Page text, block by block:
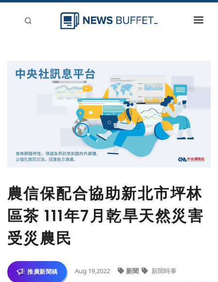
農信保配合協助新北市坪林
區茶 111年7月乾旱天然災害
受災農民
推廣新聞稿 Aug 19,2022 新聞 新聞時事